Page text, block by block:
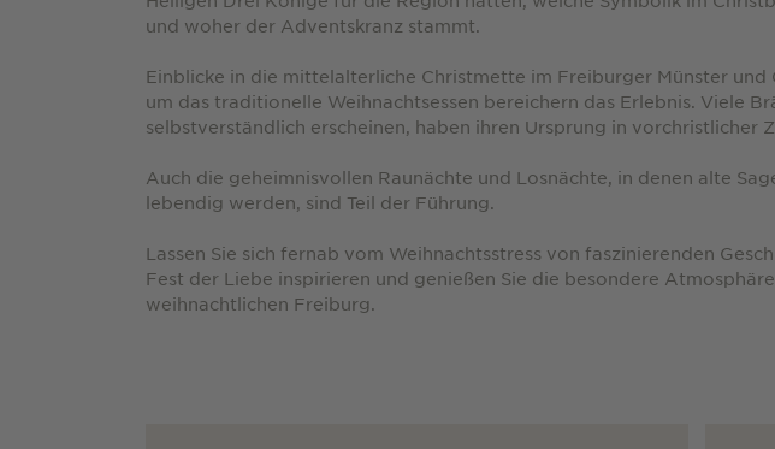
und woher der Adventskranz stammt.
Einblicke in die mittelalterliche Christmette im Freiburger Münster und
um das traditionelle Weihnachtsessen bereichern das Erlebnis. Viele
selbstverständlich erscheinen, haben ihren Ursprung in vorchristlicher
Auch die geheimnisvollen Raunächte und Losnächte, in denen alte
lebendig werden, sind Teil der Führung.
Lassen Sie sich fernab vom Weihnachtsstress von faszinierenden
Fest der Liebe inspirieren und genießen Sie die besondere
weihnachtlichen Freiburg.